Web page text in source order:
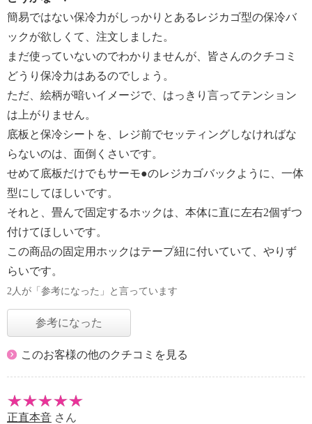
簡易ではない保冷力がしっかりとあるレジカゴ型の保冷バ
ックが欲しくて、注文しました。
まだ使っていないのでわかりませんが、皆さんのクチコミ
どうり保冷力はあるのでしょう。
ただ、絵柄が暗いイメージで、はっきり言ってテンション
は上がりません。
底板と保冷シートを、レジ前でセッティングしなければな
らないのは、面倒くさいです。
せめて底板だけでもサーモ●のレジカゴバックように、一体
型にしてほしいです。
それと、畳んで固定するホックは、本体に直に左右2個ずつ
付けてほしいです。
この商品の固定用ホックはテープ紐に付いていて、やりず
らいです。
2人が「参考になった」と言っています
参考になった
このお客様の他のクチコミを見る
正直本音 さん